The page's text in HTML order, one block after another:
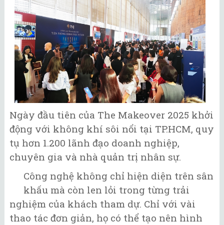
Ngày đầu tiên của The Makeover 2025 khởi
động với không khí sôi nổi tại TP.HCM, quy
tụ hơn 1.200 lãnh đạo doanh nghiệp,
chuyên gia và nhà quản trị nhân sự.
Công nghệ không chỉ hiện diện trên sân
khấu mà còn len lỏi trong từng trải
nghiệm của khách tham dự. Chỉ với vài
thao tác đơn giản, họ có thể tạo nên hình